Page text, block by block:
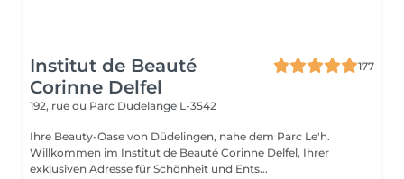
Institut de Beauté
Corinne Delfel
177
192, rue du Parc Dudelange L-3542
Ihre Beauty-Oase von Düdelingen, nahe dem Parc Le'h.
Willkommen im Institut de Beauté Corinne Delfel, Ihrer
exklusiven Adresse für Schönheit und Ents...